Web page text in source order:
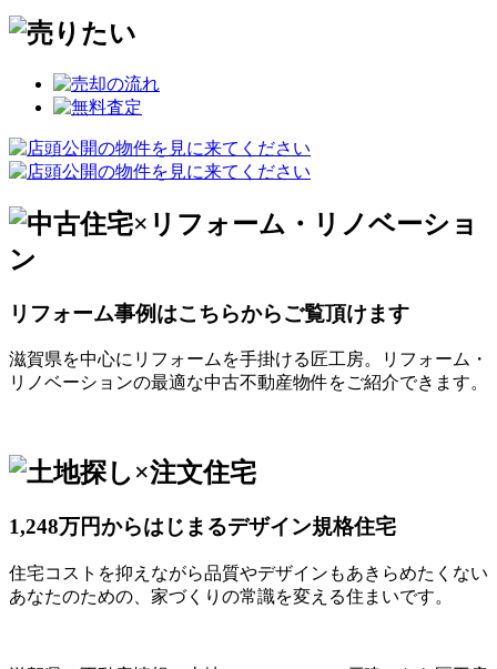
リフォーム事例はこちらからご覧頂けます
滋賀県を中心にリフォームを手掛ける匠工房。リフォーム・
リノベーションの最適な中古不動産物件をご紹介できます。
1,248万円からはじまるデザイン規格住宅
住宅コストを抑えながら品質やデザインもあきらめたくない
あなたのための、家づくりの常識を変える住まいです。